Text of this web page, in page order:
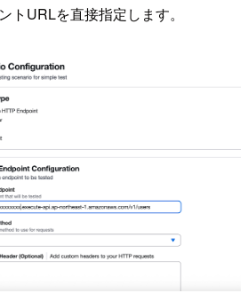
トURLを直接指定します。